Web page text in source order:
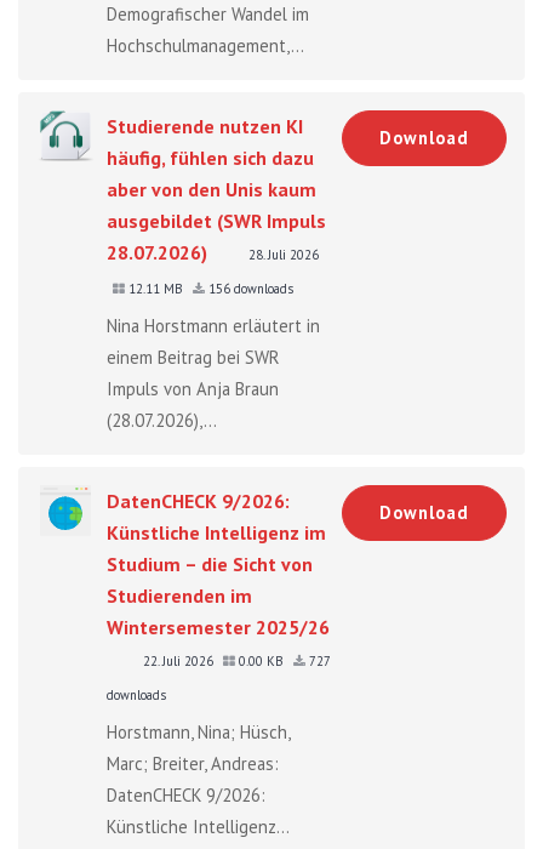
Demografischer Wandel im
Hochschulmanagement,...
Studierende nutzen KI
häufig, fühlen sich dazu
aber von den Unis kaum
ausgebildet (SWR Impuls
28.07.2026)
28. Juli 2026
12.11 MB
156 downloads
Nina Horstmann erläutert in
einem Beitrag bei SWR
Impuls von Anja Braun
(28.07.2026),...
Download
DatenCHECK 9/2026:
Künstliche Intelligenz im
Studium – die Sicht von
Studierenden im
Wintersemester 2025/26
22. Juli 2026 0.00 KB
727
downloads
Horstmann, Nina; Hüsch,
Marc; Breiter, Andreas:
DatenCHECK 9/2026:
Künstliche Intelligenz...
Download